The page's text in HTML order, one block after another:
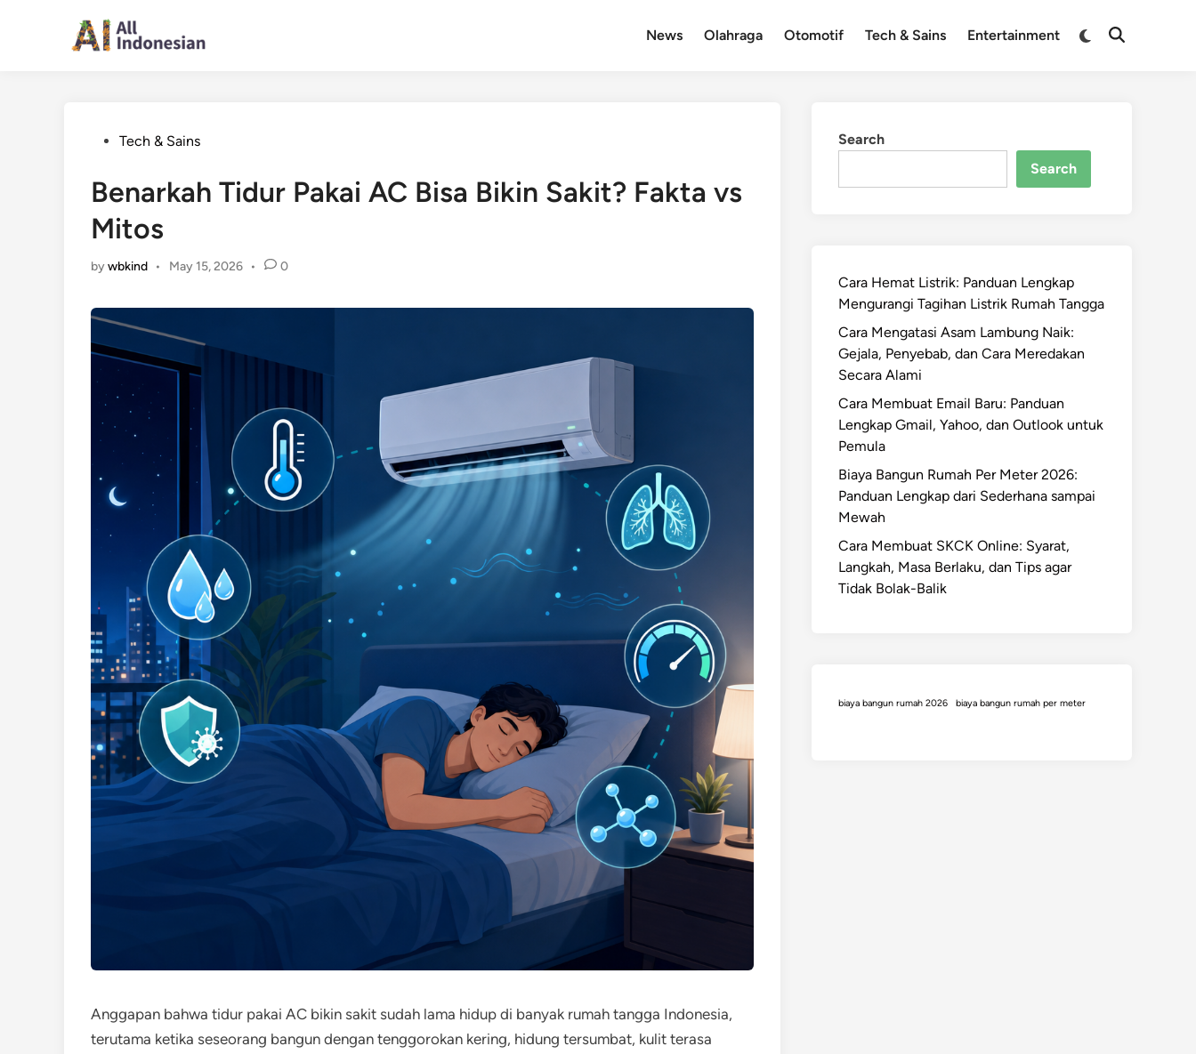
News Olahraga Otomotif Tech & Sains Entertainment
Switch
Open
PostedTech & Sains
Benarkah Tidur Pakai AC Bisa Bikin Sakit? Fakta vs
Mitos
bywbkind • May 15, 2026 • 0
Anggapan bahwa tidur pakai AC bikin sakit sudah lama hidup di banyak rumah tangga Indonesia,
terutama ketika seseorang bangun dengan tenggorokan kering, hidung tersumbat, kulit terasa
Search
Search
Cara Hemat Listrik: Panduan Lengkap
Mengurangi Tagihan Listrik Rumah Tangga
Cara Mengatasi Asam Lambung Naik:
Gejala, Penyebab, dan Cara Meredakan
Secara Alami
Cara Membuat Email Baru: Panduan
Lengkap Gmail, Yahoo, dan Outlook untuk
Pemula
Biaya Bangun Rumah Per Meter 2026:
Panduan Lengkap dari Sederhana sampai
Mewah
Cara Membuat SKCK Online: Syarat,
Langkah, Masa Berlaku, dan Tips agar
Tidak Bolak-Balik
biaya bangun rumah 2026 biaya bangun rumah per meter